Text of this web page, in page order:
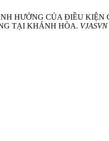
HƯỞNG CỦA ĐIỀU
TẠI KHÁNH HÒA. VJASVN